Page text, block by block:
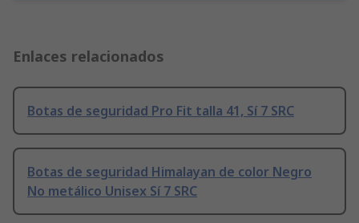
Enlaces relacionados
Botas de seguridad Pro Fit talla 41, Sí 7 SRC
Botas de seguridad Himalayan de color Negro
No metálico Unisex Sí 7 SRC